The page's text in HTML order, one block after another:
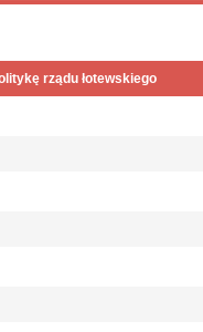
rządu łotewskiego